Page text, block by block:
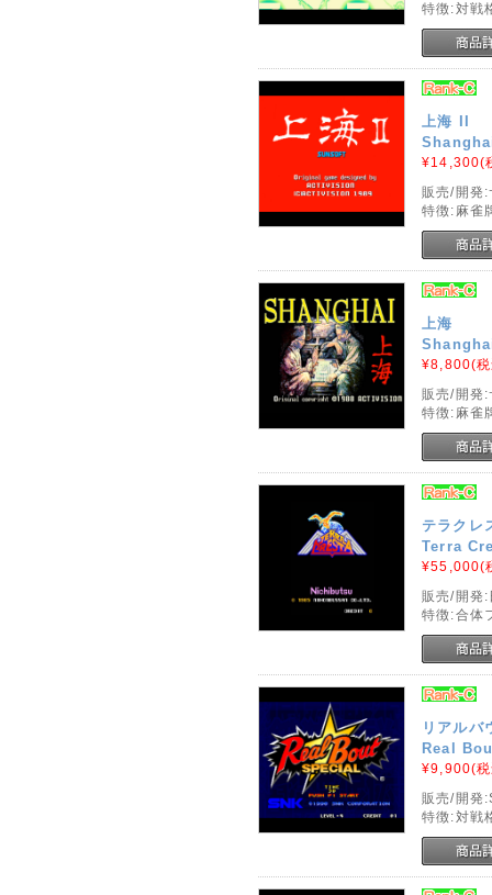
特徴:対戦
上海 II
¥14,300(
販売/開発
特徴:麻雀
上海
¥8,800(
販売/開発
特徴:麻雀
テラクレ
Terra
¥55,000(
販売/開発:
特徴:合体
リアルバ
Real
¥9,900(
販売/開発
特徴:対戦